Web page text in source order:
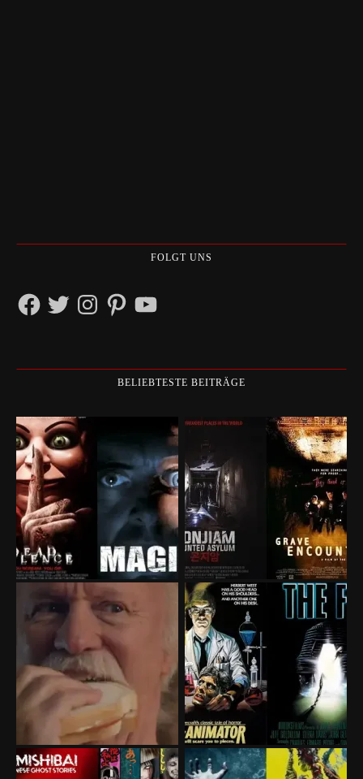
FOLGT UNS
FacebookTwitterInstagramPinterestYouTube
BELIEBTESTE BEITRÄGE